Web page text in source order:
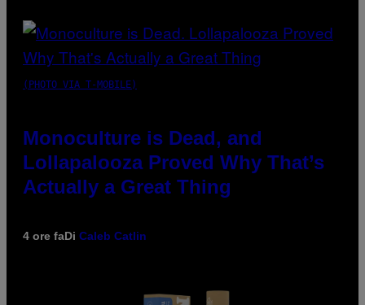
(PHOTO VIA T-MOBILE)
Monoculture is Dead, and
Lollapalooza Proved Why That’s
Actually a Great Thing
4 ore faDi Caleb Catlin